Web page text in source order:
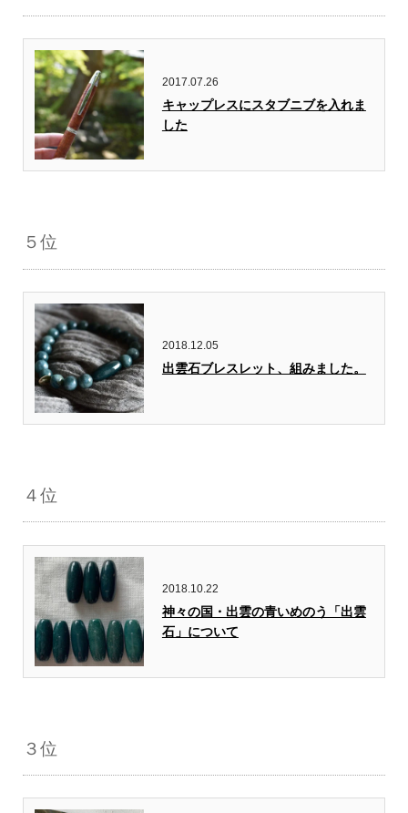
2017.07.26
キャップレスにスタブニブを入れま
した
５位
2018.12.05
出雲石ブレスレット、組みました。
４位
2018.10.22
神々の国・出雲の青いめのう「出雲
石」について
３位